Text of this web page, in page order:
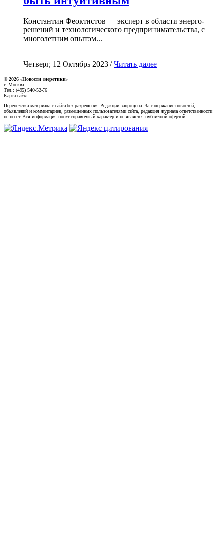
Константин Феоктистов — эксперт в области энерго-
решений и технологического предпринимательства, с
многолетним опытом...
Четверг, 12 Октябрь 2023 /Читать далее
© 2026 «Новости энеретики»
г. Москва
Тел.: (495) 540-52-76
Карта сайта
Перепечатка материала с сайта без разрешения Редакции запрещена. За содержание новостей,
объявлений и комментариев, размещенных пользователями сайта, редакция журнала ответственности
не несет. Вся информация носит справочный характер и не является публичной офертой.